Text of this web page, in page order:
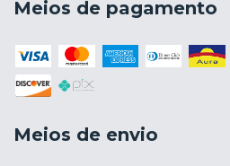
Meios de pagamento
Meios de envio